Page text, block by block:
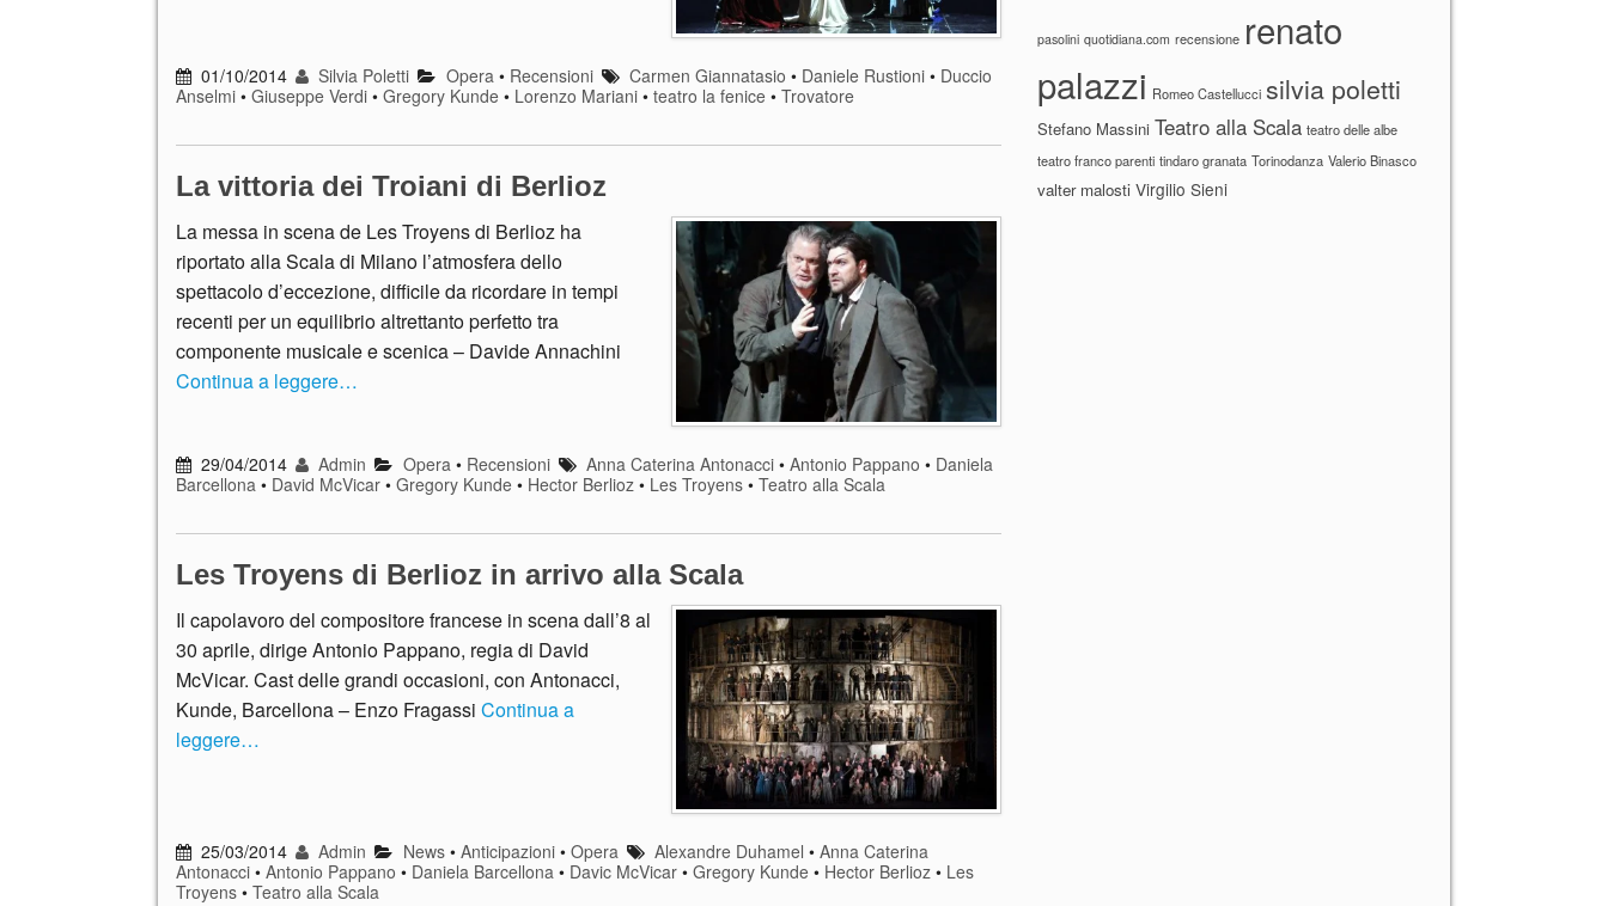
01/10/2014 Silvia Poletti Opera• Recensioni Carmen Giannatasio • Daniele Rustioni• Duccio
Anselmi • Giuseppe Verdi • Gregory Kunde • Lorenzo Mariani • teatro la fenice • Trovatore
La vittoria dei Troiani di Berlioz
La messa in scena de Les Troyens di Berlioz ha
riportato alla Scala di Milano l’atmosfera dello
spettacolo d’eccezione, difficile da ricordare in tempi
recenti per un equilibrio altrettanto perfetto tra
componente musicale e scenica – Davide Annachini
Continua a leggere…
29/04/2014 Admin Opera • Recensioni Anna Caterina Antonacci• Antonio Pappano • Daniela
Barcellona • David McVicar • Gregory Kunde • Hector Berlioz • Les Troyens • Teatro alla Scala
Les Troyens di Berlioz in arrivo alla Scala
Il capolavoro del compositore francese in scena dall’8 al
30 aprile, dirige Antonio Pappano, regia di David
McVicar. Cast delle grandi occasioni, con Antonacci,
Kunde, Barcellona – Enzo Fragassi Continua a
leggere…
25/03/2014 Admin News• Anticipazioni• Opera Alexandre Duhamel • Anna Caterina
Antonacci • Antonio Pappano • Daniela Barcellona • Davic McVicar • Gregory Kunde • Hector Berlioz • Les
Troyens • Teatro alla Scala
pasolini quotidiana.com recensione renato
palazzi Romeo Castellucci silvia poletti
Stefano Massini Teatro alla Scala teatro delle albe
teatro franco parenti tindaro granata Torinodanza Valerio Binasco
valter malosti Virgilio Sieni